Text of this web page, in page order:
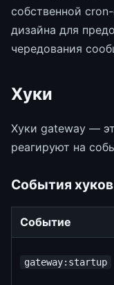
собственной
дизайна для
чередования
Хуки
Хуки gateway —
реагируют на
События
Событие
gateway:startup